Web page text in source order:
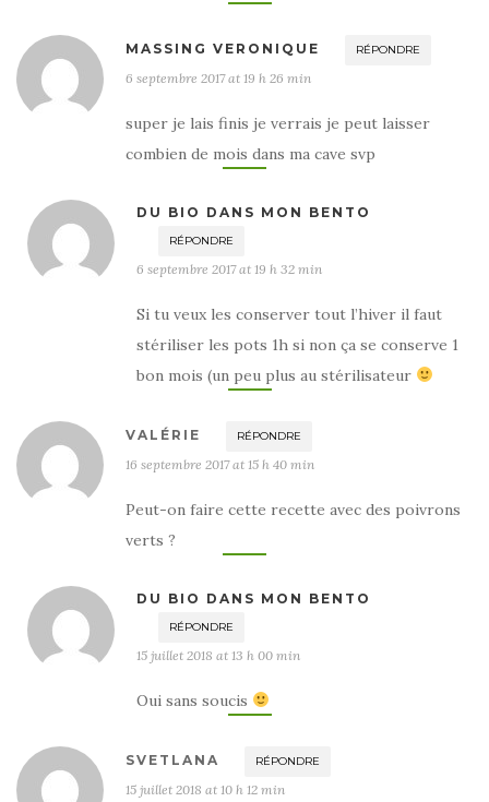
MASSING VERONIQUE RÉPONDRE
6 septembre 2017 at 19 h 26 min
super je lais finis je verrais je peut laisser
combien de mois dans ma cave svp
DU BIO DANS MON BENTO
RÉPONDRE
6 septembre 2017 at 19 h 32 min
Si tu veux les conserver tout l’hiver il faut
stériliser les pots 1h si non ça se conserve 1
bon mois (un peu plus au stérilisateur
VALÉRIE RÉPONDRE
16 septembre 2017 at 15 h 40 min
Peut-on faire cette recette avec des poivrons
verts ?
DU BIO DANS MON BENTO
RÉPONDRE
15 juillet 2018 at 13 h 00 min
Oui sans soucis
SVETLANA RÉPONDRE
15 juillet 2018 at 10 h 12 min